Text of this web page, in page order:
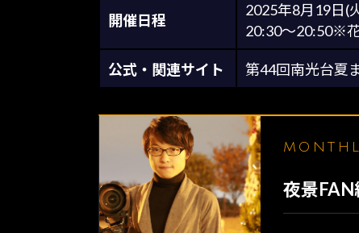
開催日程
2025年8月19日(
20:30～20:50※
公式・関連サイト 第44回南光台夏
夜景FAN